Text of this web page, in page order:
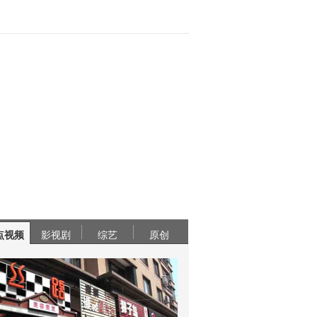
视频 影视剧 综艺 原创